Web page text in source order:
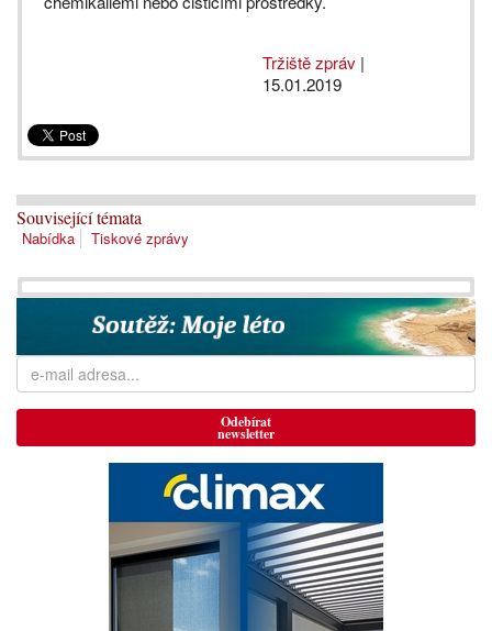
Tržiště zpráv |
15.01.2019
Související témata
Nabídka Tiskové zprávy
Odebírat
newsletter